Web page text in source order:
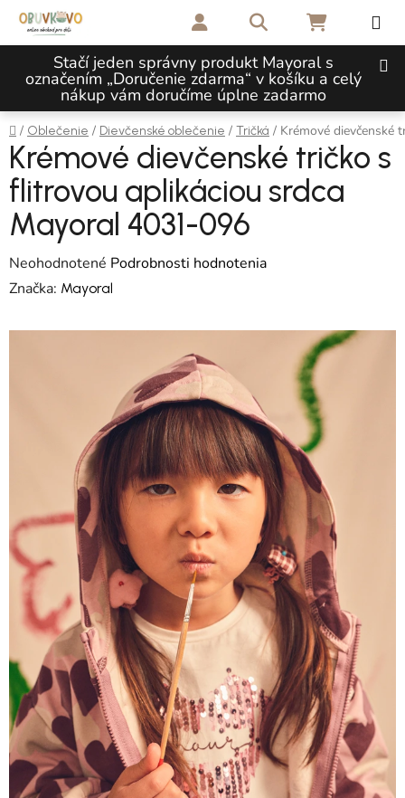
Prejsť na obsah
Stačí jeden správny produkt Mayoral s
označením „Doručenie zdarma“ v košíku a celý
nákup vám doručíme úplne zadarmo
Hľadať NÁKUPNÝ
Domov
/ Oblečenie / Dievčenské oblečenie / Tričká / Krémové
Krémové dievčenské tričko s
flitrovou aplikáciou srdca
Mayoral 4031-096
Priemerné hodnotenie produktu je 0,0 z 5 hviezdičiek.
Neohodnotené Podrobnosti hodnotenia
Značka: Mayoral